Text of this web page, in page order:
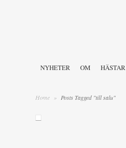
NYHETER OM HÄSTAR
Home » Posts Tagged "till salu"